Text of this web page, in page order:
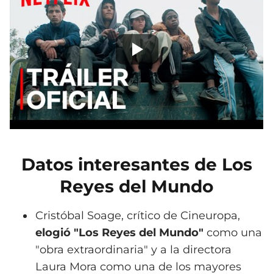
Datos interesantes de Los
Reyes del Mundo
Cristóbal Soage, crítico de Cineuropa,
elogió "Los Reyes del Mundo" como una
"obra extraordinaria" y a la directora
Laura Mora como una de los mayores